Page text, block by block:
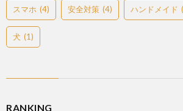
スマホ (4) 安全対策 (4) ハンドメイド
犬 (1)
RANKING